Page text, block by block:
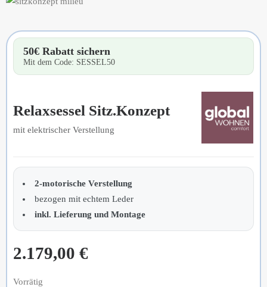
50€ Rabatt sichern
Mit dem Code: SESSEL50
Relaxsessel Sitz.Konzept
mit elektrischer Verstellung
2-motorische Verstellung
bezogen mit echtem Leder
inkl. Lieferung und Montage
2.179,00 €
Vorrätig